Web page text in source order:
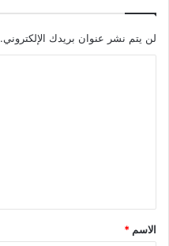
لن يتم نشر عنوان بريدك الإلكتروني.
الاسم *